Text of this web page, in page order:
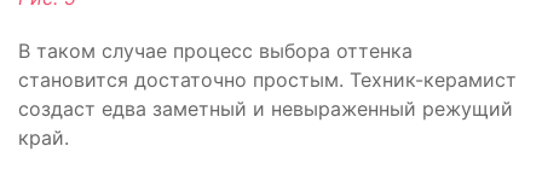
В таком случае процесс выбора оттенка
становится достаточно простым. Техник-керамист
создаст едва заметный и невыраженный режущий
край.